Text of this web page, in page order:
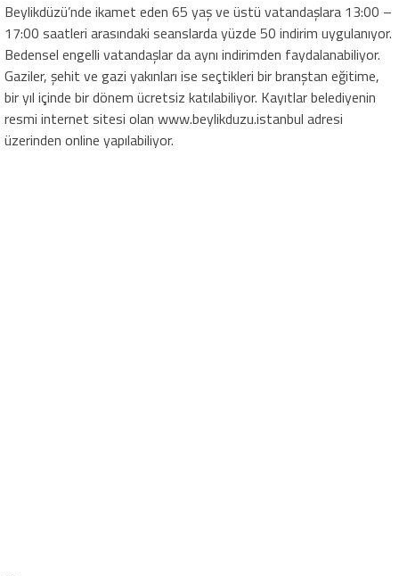
Beylikdüzü’nde ikamet eden 65 yaş ve üstü vatandaşlara 13:00 –
17:00 saatleri arasındaki seanslarda yüzde 50 indirim uygulanıyor.
Bedensel engelli vatandaşlar da aynı indirimden faydalanabiliyor.
Gaziler, şehit ve gazi yakınları ise seçtikleri bir branştan eğitime,
bir yıl içinde bir dönem ücretsiz katılabiliyor. Kayıtlar belediyenin
resmi internet sitesi olan www.beylikduzu.istanbul adresi
üzerinden online yapılabiliyor.